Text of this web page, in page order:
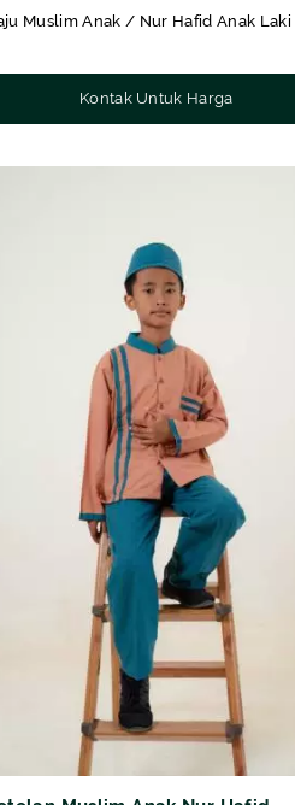
Muslim Anak / Nur Hafid Anak Laki
Kontak Untuk Harga